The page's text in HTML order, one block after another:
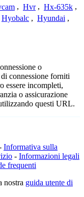
, Hvr , Hx-635k ,
Hyobalc , Hyundai ,
o
connessione forniti
essere incompleti,
o assicurazione
questi URL.
Informativa sulla
- Informazioni legali
frequenti
nostra guida utente di